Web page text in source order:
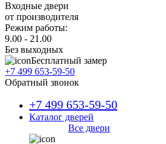
Входные двери
от производителя
Режим работы:
9.00 - 21.00
Без выходных
Бесплатный замер
+7 499 653-59-50
Обратный звонок
+7 499 653-59-50
Каталог дверей
Все двери